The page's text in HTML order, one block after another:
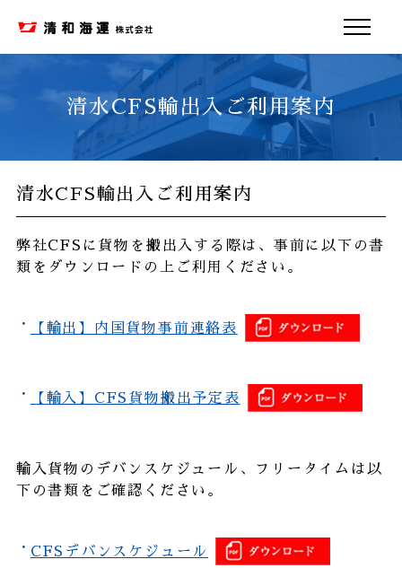
企業情報
代表者
メッセージ
沿革
当社の強み
サービス紹介
気候変動
見積依頼
清水CFS輸出入ご利用案内
清水CFS輸出入ご利用案内
弊社CFSに貨物を搬出入する際は、事前に以下の書
類をダウンロードの上ご利用ください。
【輸出】内国貨物事前連絡表
【輸入】CFS貨物搬出予定表
輸入貨物のデバンスケジュール、フリータイムは以
下の書類をご確認ください。
CFSデバンスケジュール